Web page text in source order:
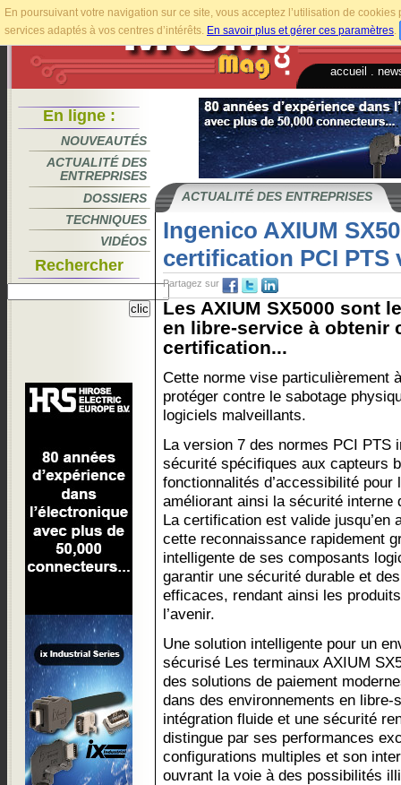
En poursuivant votre navigation sur ce site, vous acceptez l’utilisation de
services adaptés à vos centres d’intérêts. En savoir plus et gérer ces paramètres.
accueil
En ligne :
NOUVEAUTÉS
ACTUALITÉ DES
ENTREPRISES
DOSSIERS
TECHNIQUES
VIDÉOS
Rechercher
ACTUALITÉ DES ENTREPRISES
Ingenico AXIUM
certification PCI PTS
Partagez sur
Les AXIUM SX5000 sont
en libre-service à obtenir
certification...
Cette norme vise particulièrement à
protéger contre le sabotage
logiciels malveillants.
La version 7 des normes PCI PTS
sécurité spécifiques aux capteurs
fonctionnalités d’accessibilité
améliorant ainsi la sécurité interne
La certification est valide jusqu’en
cette reconnaissance rapidement
intelligente de ses composants
garantir une sécurité durable et
efficaces, rendant ainsi les
l’avenir.
Une solution intelligente pour un
sécurisé Les terminaux AXIUM
des solutions de paiement
dans des environnements en
intégration fluide et une sécurité
distingue par ses performances
configurations multiples et son
ouvrant la voie à des possibilités